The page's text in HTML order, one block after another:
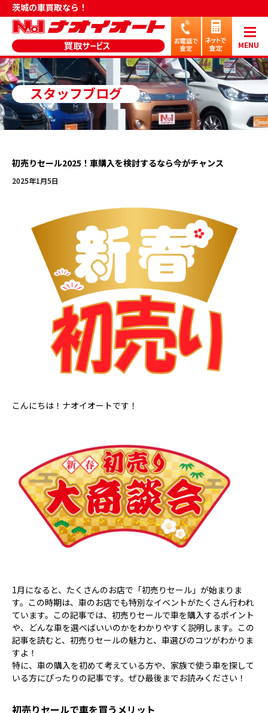
茨城の車買取なら！
MENU
スタッフブログ
初売りセール2025！車購入を検討するなら今がチャンス
2025年1月5日
こんにちは！ナオイオートです！
1月になると、たくさんのお店で「初売りセール」が始まりま
す。この時期は、車のお店でも特別なイベントがたくさん行われ
ています。この記事では、初売りセールで車を購入するポイント
や、どんな車を選べばいいのかをわかりやすく説明します。この
記事を読むと、初売りセールの魅力と、車選びのコツがわかりま
すよ！
特に、車の購入を初めて考えている方や、家族で使う車を探して
いる方にぴったりの記事です。ぜひ最後までお読みください！
初売りセールで車を買うメリット